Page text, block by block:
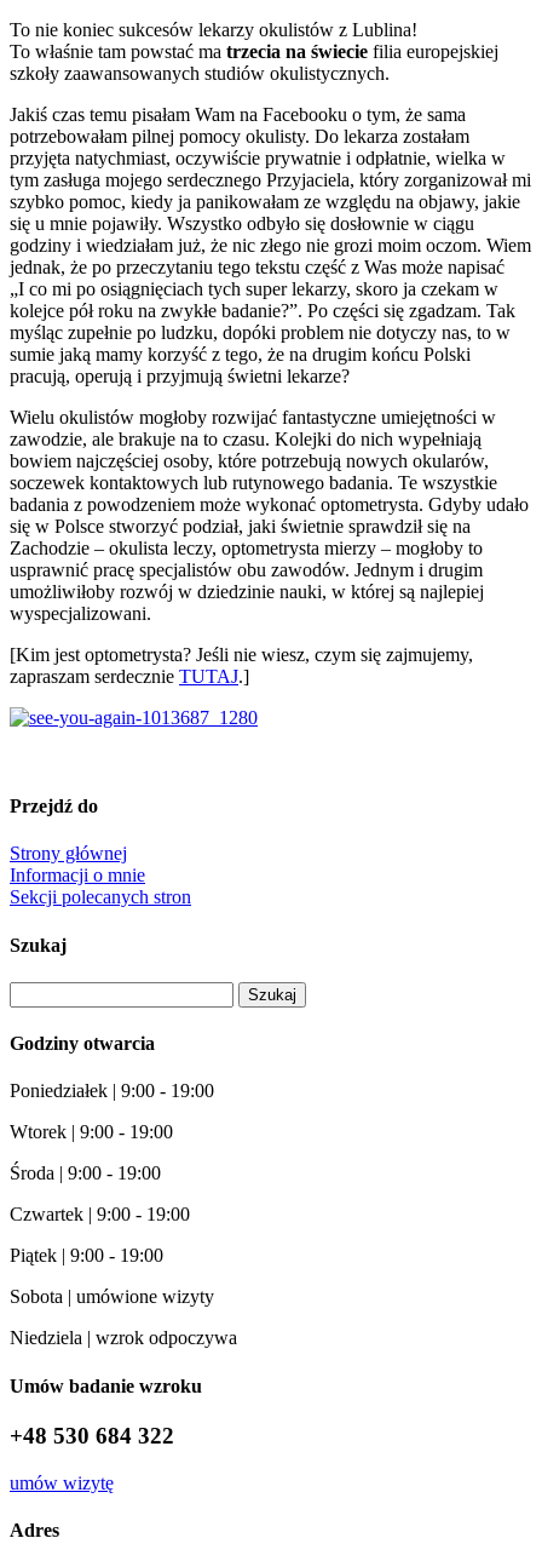
To nie koniec sukcesów lekarzy okulistów z Lublina!
To właśnie tam powstać ma trzecia na świecie filia europejskiej
szkoły zaawansowanych studiów okulistycznych.
Jakiś czas temu pisałam Wam na Facebooku o tym, że sama
potrzebowałam pilnej pomocy okulisty. Do lekarza zostałam
przyjęta natychmiast, oczywiście prywatnie i odpłatnie, wielka w
tym zasługa mojego serdecznego Przyjaciela, który zorganizował mi
szybko pomoc, kiedy ja panikowałam ze względu na objawy, jakie
się u mnie pojawiły. Wszystko odbyło się dosłownie w ciągu
godziny i wiedziałam już, że nic złego nie grozi moim oczom. Wiem
jednak, że po przeczytaniu tego tekstu część z Was może napisać
„I co mi po osiągnięciach tych super lekarzy, skoro ja czekam w
kolejce pół roku na zwykłe badanie?”. Po części się zgadzam. Tak
myśląc zupełnie po ludzku, dopóki problem nie dotyczy nas, to w
sumie jaką mamy korzyść z tego, że na drugim końcu Polski
pracują, operują i przyjmują świetni lekarze?
Wielu okulistów mogłoby rozwijać fantastyczne umiejętności w
zawodzie, ale brakuje na to czasu. Kolejki do nich wypełniają
bowiem najczęściej osoby, które potrzebują nowych okularów,
soczewek kontaktowych lub rutynowego badania. Te wszystkie
badania z powodzeniem może wykonać optometrysta. Gdyby udało
się w Polsce stworzyć podział, jaki świetnie sprawdził się na
Zachodzie – okulista leczy, optometrysta mierzy – mogłoby to
usprawnić pracę specjalistów obu zawodów. Jednym i drugim
umożliwiłoby rozwój w dziedzinie nauki, w której są najlepiej
wyspecjalizowani.
[Kim jest optometrysta? Jeśli nie wiesz, czym się zajmujemy,
zapraszam serdecznie TUTAJ.]
Przejdź do
Strony głównej
Informacji o mnie
Sekcji polecanych stron
Szukaj
Godziny otwarcia
Poniedziałek | 9:00 - 19:00
Wtorek | 9:00 - 19:00
Środa | 9:00 - 19:00
Czwartek | 9:00 - 19:00
Piątek | 9:00 - 19:00
Sobota | umówione wizyty
Niedziela | wzrok odpoczywa
Umów badanie wzroku
+48 530 684 322
umów wizytę
Adres